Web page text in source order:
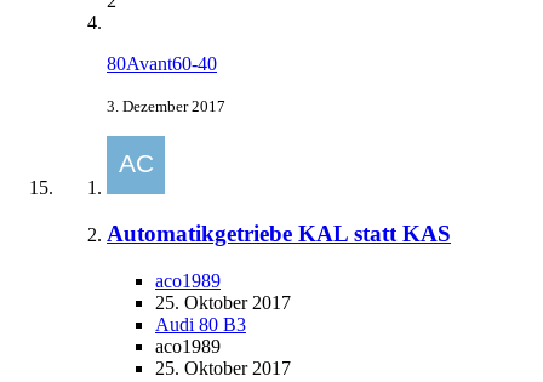
80Avant60-40
3. Dezember 2017
Automatikgetriebe KAL statt KAS
aco1989
25. Oktober 2017
Audi 80 B3
aco1989
25. Oktober 2017